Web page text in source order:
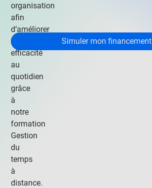
organisation
afin
d’améliorer
votre
efficacité
au
quotidien
grâce
à
notre
formation
Gestion
du
temps
à
distance.
Simuler mon financement